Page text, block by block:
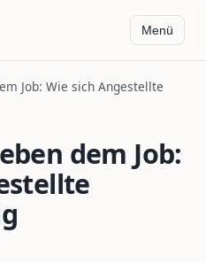
Menü
Job: Wie sich Angestellte
dem Job: